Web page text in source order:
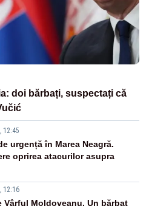
doi bărbați, suspectați că
12:45
urgență în Marea Neagră.
oprirea atacurilor asupra
12:16
Vârful Moldoveanu. Un bărbat